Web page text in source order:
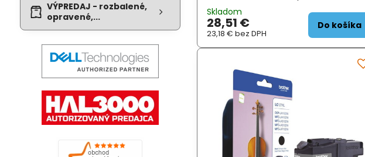
MFCJ5955DW, MFCJ6955DW, MFCJ6957DW,
MFCJ6959DW, HLJ6010DW;...
Skladom
28,51 €
23,18 €bez DPH
Do košíka
VÝPREDAJ - rozbalené,
opravené,...